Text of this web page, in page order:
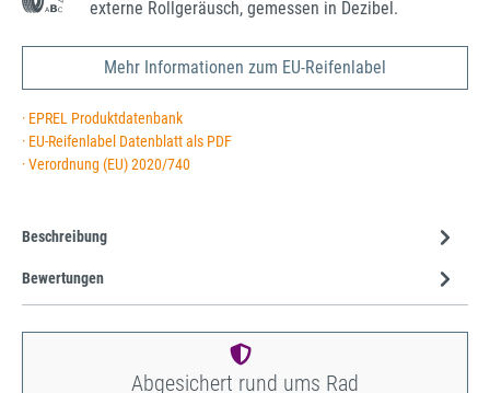
externe Rollgeräusch, gemessen in Dezibel.
Mehr Informationen zum EU-Reifenlabel
· EPREL Produktdatenbank
· EU-Reifenlabel Datenblatt als PDF
· Verordnung (EU) 2020/740
Beschreibung
Bewertungen
Abgesichert rund ums Rad